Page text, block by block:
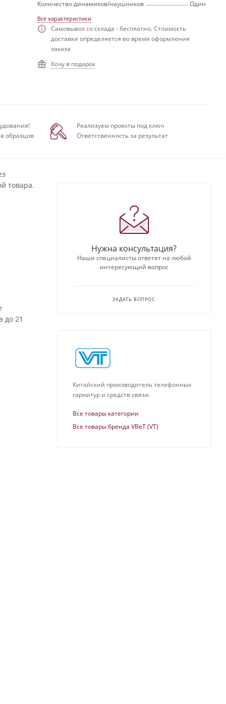
Количество динамиков/наушников
Один
Все характеристики
Самовывоз со склада - бесплатно. Стоимость
доставки определяется во время оформления
заказа
Хочу в подарок
образцов
Реализуем проекты под ключ
Ответственность за результат
товара.
до 21
Китайский производитель телефонных
гарнитур и средств связи.
Все товары категории
Все товары бренда VBeT (VT)
Нужна консультация?
Наши специалисты ответят на любой
интересующий вопрос
ЗАДАТЬ ВОПРОС